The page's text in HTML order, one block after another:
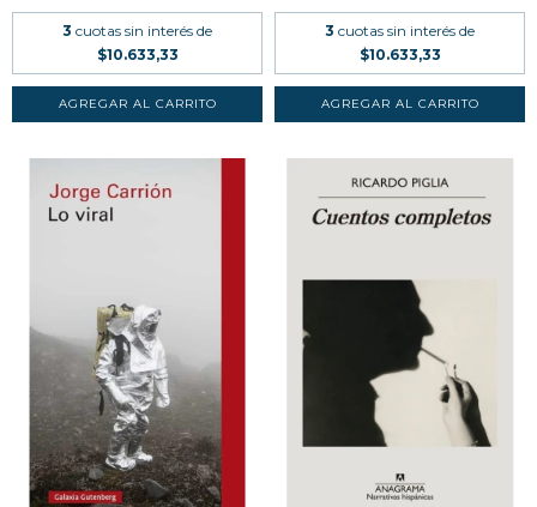
3 cuotas sin interés de
$10.633,33
3 cuotas sin interés de
$10.633,33